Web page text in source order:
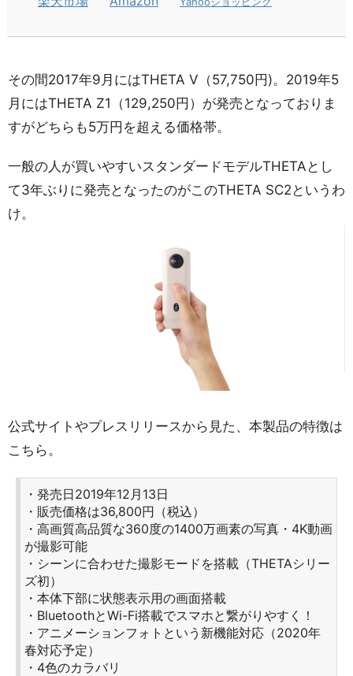
その間2017年9月にはTHETA V（57,750円)。2019年5
月にはTHETA Z1（129,250円）が発売となっておりま
すがどちらも5万円を超える価格帯。
一般の人が買いやすいスタンダードモデルTHETAとし
て3年ぶりに発売となったのがこのTHETA SC2というわ
け。
公式サイトやプレスリリースから見た、本製品の特徴は
こちら。
・発売日2019年12月13日
・販売価格は36,800円（税込）
・高画質高品質な360度の1400万画素の写真・4K動画
が撮影可能
・シーンに合わせた撮影モードを搭載（THETAシリー
ズ初）
・本体下部に状態表示用の画面搭載
・BluetoothとWi-Fi搭載でスマホと繋がりやすく！
・アニメーションフォトという新機能対応（2020年
春対応予定）
・4色のカラバリ